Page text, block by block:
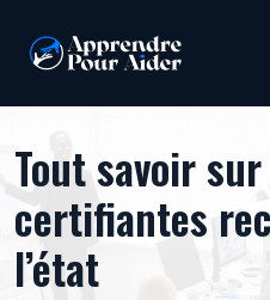
Tout savoir
certifiantes
l’état